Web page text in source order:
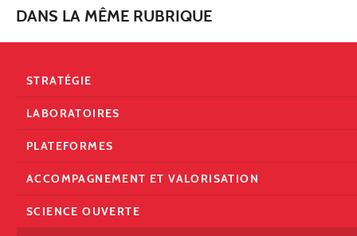
DANS LA MÊME RUBRIQUE
STRATÉGIE
LABORATOIRES
PLATEFORMES
ACCOMPAGNEMENT ET VALORISATION
SCIENCE OUVERTE